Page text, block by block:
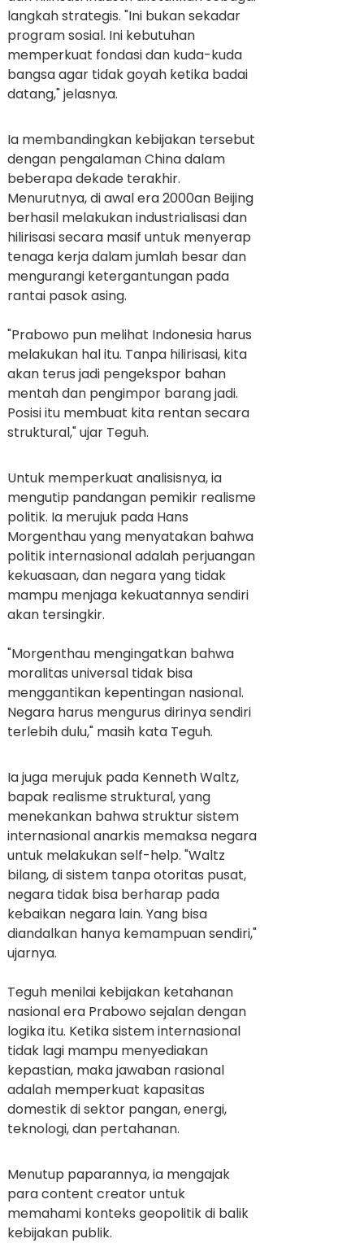
langkah strategis. "Ini bukan sekadar
program sosial. Ini kebutuhan
memperkuat fondasi dan kuda-kuda
bangsa agar tidak goyah ketika badai
datang," jelasnya.
Ia membandingkan kebijakan tersebut
dengan pengalaman China dalam
beberapa dekade terakhir.
Menurutnya, di awal era 2000an Beijing
berhasil melakukan industrialisasi dan
hilirisasi secara masif untuk menyerap
tenaga kerja dalam jumlah besar dan
mengurangi ketergantungan pada
rantai pasok asing.
"Prabowo pun melihat Indonesia harus
melakukan hal itu. Tanpa hilirisasi, kita
akan terus jadi pengekspor bahan
mentah dan pengimpor barang jadi.
Posisi itu membuat kita rentan secara
struktural," ujar Teguh.
Untuk memperkuat analisisnya, ia
mengutip pandangan pemikir realisme
politik. Ia merujuk pada Hans
Morgenthau yang menyatakan bahwa
politik internasional adalah perjuangan
kekuasaan, dan negara yang tidak
mampu menjaga kekuatannya sendiri
akan tersingkir.
"Morgenthau mengingatkan bahwa
moralitas universal tidak bisa
menggantikan kepentingan nasional.
Negara harus mengurus dirinya sendiri
terlebih dulu," masih kata Teguh.
Ia juga merujuk pada Kenneth Waltz,
bapak realisme struktural, yang
menekankan bahwa struktur sistem
internasional anarkis memaksa negara
untuk melakukan self-help. "Waltz
bilang, di sistem tanpa otoritas pusat,
negara tidak bisa berharap pada
kebaikan negara lain. Yang bisa
diandalkan hanya kemampuan sendiri,"
ujarnya.
Teguh menilai kebijakan ketahanan
nasional era Prabowo sejalan dengan
logika itu. Ketika sistem internasional
tidak lagi mampu menyediakan
kepastian, maka jawaban rasional
adalah memperkuat kapasitas
domestik di sektor pangan, energi,
teknologi, dan pertahanan.
Menutup paparannya, ia mengajak
para content creator untuk
memahami konteks geopolitik di balik
kebijakan publik.